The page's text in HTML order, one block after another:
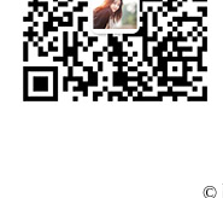
©